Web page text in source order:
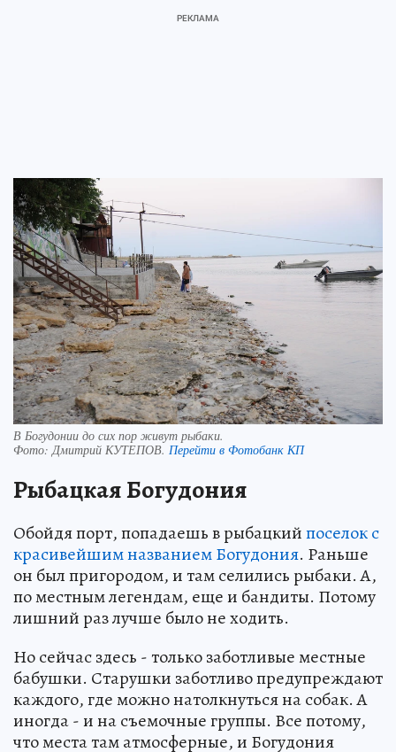
В Богудонии до сих пор живут рыбаки.
Фото: Дмитрий КУТЕПОВ. Перейти в Фотобанк КП
Рыбацкая Богудония
Обойдя порт, попадаешь в рыбацкийпоселок с
красивейшим названием Богудония. Раньше
он был пригородом, и там селились рыбаки. А,
по местным легендам, еще и бандиты. Потому
лишний раз лучше было не ходить.
Но сейчас здесь - только заботливые местные
бабушки. Старушки заботливо предупреждают
каждого, где можно натолкнуться на собак. А
иногда - и на съемочные группы. Все потому,
что места там атмосферные, и Богудония